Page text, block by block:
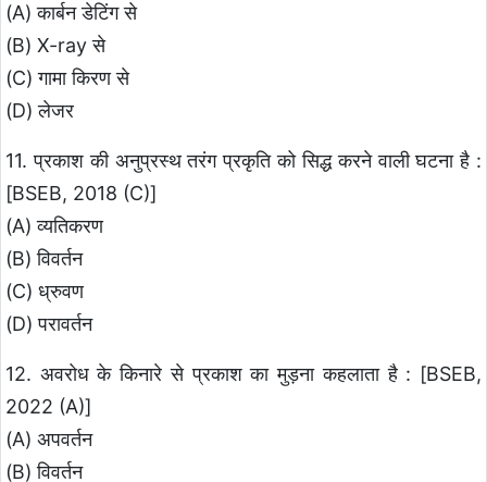
(A) कार्बन डेटिंग से
(B) X-ray से
(C) गामा किरण से
(D) लेजर
11. प्रकाश की अनुप्रस्थ तरंग प्रकृति को सिद्ध करने वाली घटना है :
[BSEB, 2018 (C)]
(A) व्यतिकरण
(B) विवर्तन
(C) ध्रुवण
(D) परावर्तन
12. अवरोध के किनारे से प्रकाश का मुड़ना कहलाता है : [BSEB,
2022 (A)]
(A) अपवर्तन
(B) विवर्तन